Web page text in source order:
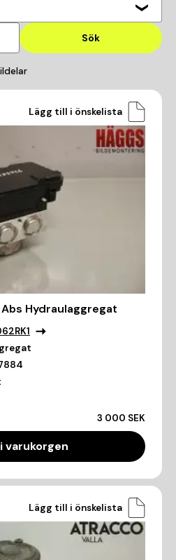
Sök
Lägg till i önskelista
Hydraulaggregat
3 000 SEK
varukorgen
Lägg till i önskelista